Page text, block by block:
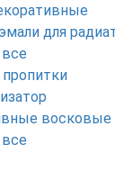
для
восковые